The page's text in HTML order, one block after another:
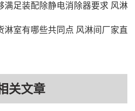
满足装配除静电消除器要求 风淋
淋室有哪些共同点 风淋间厂家直
关文章